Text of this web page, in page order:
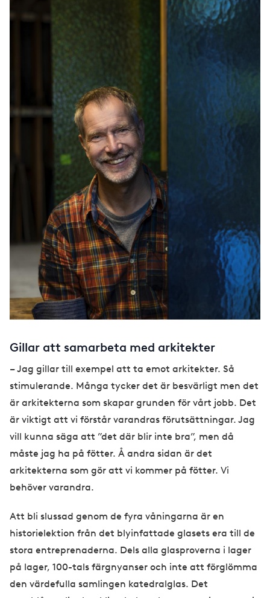
Gillar att samarbeta med arkitekter
– Jag gillar till exempel att ta emot arkitekter. Så
stimulerande. Många tycker det är besvärligt men det
är arkitekterna som skapar grunden för vårt jobb. Det
är viktigt att vi förstår varandras förutsättningar. Jag
vill kunna säga att ”det där blir inte bra”, men då
måste jag ha på fötter. Å andra sidan är det
arkitekterna som gör att vi kommer på fötter. Vi
behöver varandra.
Att bli slussad genom de fyra våningarna är en
historielektion från det blyinfattade glasets era till de
stora entreprenaderna. Dels alla glasproverna i lager
på lager, 100-tals färgnyanser och inte att förglömma
den värdefulla samlingen katedralglas. Det